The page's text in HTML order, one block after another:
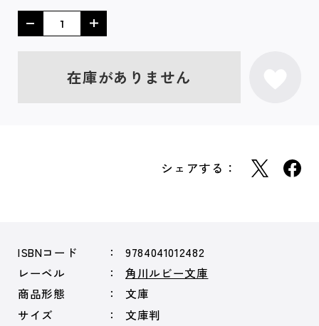
在庫がありません
シェアする：
ISBNコード
9784041012482
レーベル
角川ルビー文庫
商品形態
文庫
サイズ
文庫判